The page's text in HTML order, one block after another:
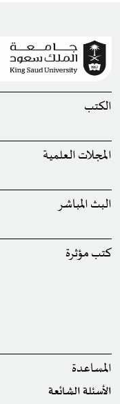
الكتب
المجلات العلمية
البث المباشر
كتب مؤثرة
المساعدة
الأسئلة الشائعة